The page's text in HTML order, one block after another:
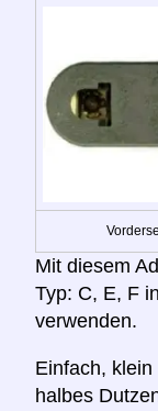
Mit diesem
Typ: C, E, F
verwenden.
Einfach,
halbes